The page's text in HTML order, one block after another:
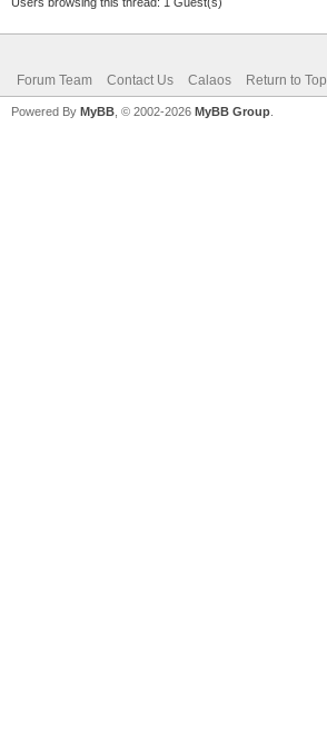
Forum Team Contact Us Calaos Return to Top
Powered By MyBB , © 2002-2026 MyBB Group